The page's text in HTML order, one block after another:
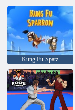
Kung-Fu-Spatz